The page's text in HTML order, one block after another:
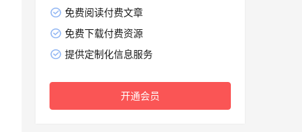
免费阅读付费文章
免费下载付费资源
提供定制化信息服务
开通会员